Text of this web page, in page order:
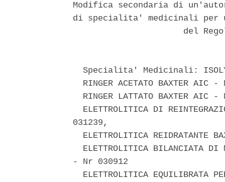
Modifica secondaria di
di specialita' medicinali per
del
Specialita' Medicinali:
RINGER ACETATO BAXTER AIC -
RINGER LATTATO BAXTER AIC -
ELETTROLITICA DI
031239,
ELETTROLITICA REIDRATANTE
ELETTROLITICA BILANCIATA DI
- Nr 030912
ELETTROLITICA EQUILIBRATA